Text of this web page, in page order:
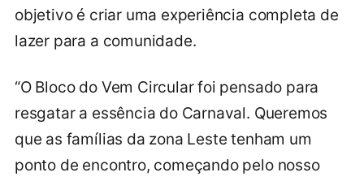
objetivo é criar uma experiência completa de
lazer para a comunidade.
“O Bloco do Vem Circular foi pensado para
resgatar a essência do Carnaval. Queremos
que as famílias da zona Leste tenham um
ponto de encontro, começando pelo nosso